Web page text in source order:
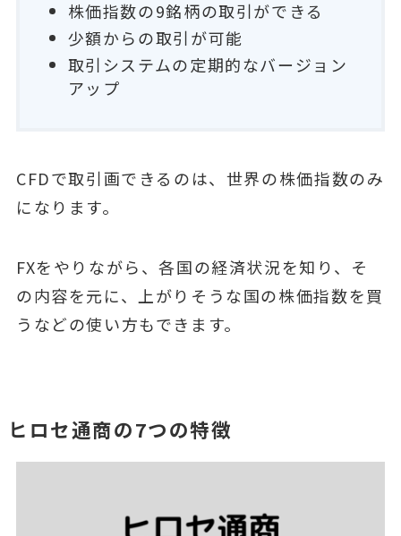
株価指数の9銘柄の取引ができる
少額からの取引が可能
取引システムの定期的なバージョン
アップ
CFDで取引画できるのは、世界の株価指数のみ
になります。
FXをやりながら、各国の経済状況を知り、そ
の内容を元に、上がりそうな国の株価指数を買
うなどの使い方もできます。
ヒロセ通商の7つの特徴